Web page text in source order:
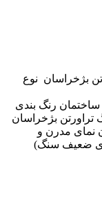
بژخراسان نوع
رنگ بندی
بژخراسان
نمای مدرن و
ضعیف سنگ)